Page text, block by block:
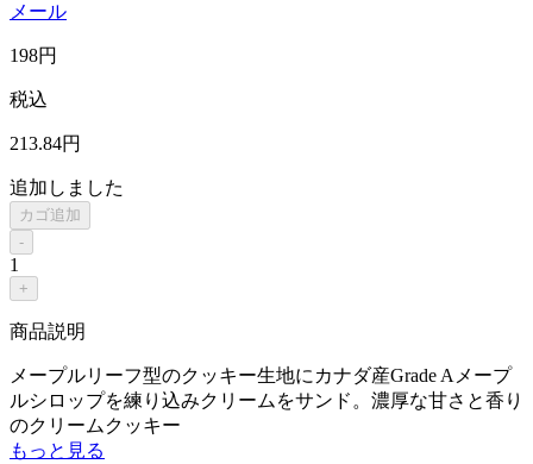
メール
198円
税込
213.84円
追加しました
カゴ追加
-
1
+
商品説明
メープルリーフ型のクッキー生地にカナダ産Grade Aメープ
ルシロップを練り込みクリームをサンド。濃厚な甘さと香り
のクリームクッキー
もっと見る